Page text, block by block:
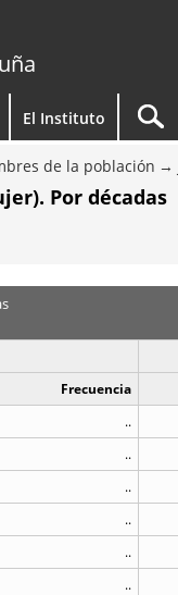
El Instituto
de la población
Por décadas
Frecuencia
..
..
..
..
..
..